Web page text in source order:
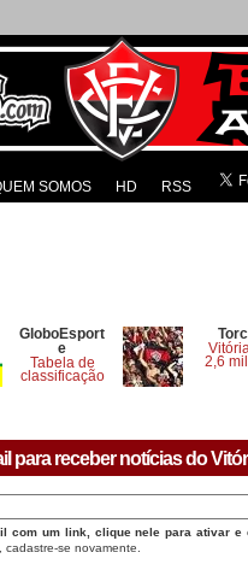
SOMOS HD RSS
GloboEsport
e
Tabela de
classificação
2,6
para receber notícias do
com um link, clique nele para ativar
se novamente.